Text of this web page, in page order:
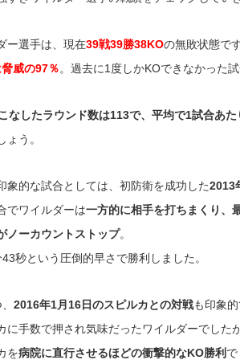
ー選手は、現在39戦39勝38KOの無敗状態です
威の97％。過去に1度しかKOできなかった
なしたラウンド数は113で、平均で1試合あた
ょう。
象的な試合としては、初防衛を成功した2013
でワイルダーは一方的に相手を打ちまくり、
ノーカウントストップ。
秒という圧倒的早さで勝利しました。
2016年1月16日のスピルカとの対戦も印象的
に手数で押され気味だったワイルダーでした
を病院に直行させるほどの衝撃的なKO勝利で